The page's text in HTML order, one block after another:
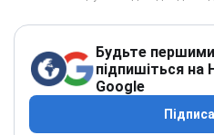
Будьте
підпишіться на
Google